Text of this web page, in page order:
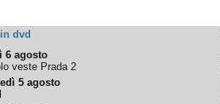
dvd
6 agosto
veste Prada 2
5 agosto